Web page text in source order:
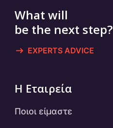
What will
be the next step?
EXPERTS ADVICE
Η Εταιρεία
Ποιοι είμαστε